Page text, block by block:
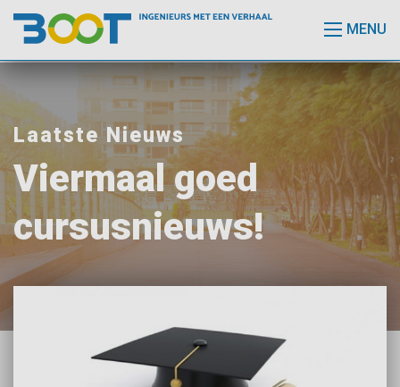
MENU
Laatste Nieuws
Viermaal goed
cursusnieuws!